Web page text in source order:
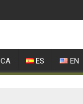
CA ES EN